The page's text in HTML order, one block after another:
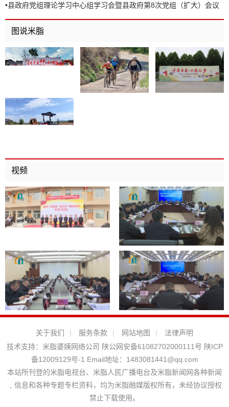
•县政府党组理论学习中心组学习会暨县政府第8次党组（扩大）会议
召开
图说米脂
视频
关于我们 | 服务条款 | 网站地图 |
法律声明
技术支持： 米脂婆姨网络公司 陕公网安备61082702000111号 陕ICP
备12009129号-1 Email地址： 1483081441@qq.com
本站所刊登的米脂电视台、米脂人民广播电台及米脂新闻网各种新闻
﹑信息和各种专题专栏资料，均为米脂融媒版权所有，未经协议授权
禁止下载使用。